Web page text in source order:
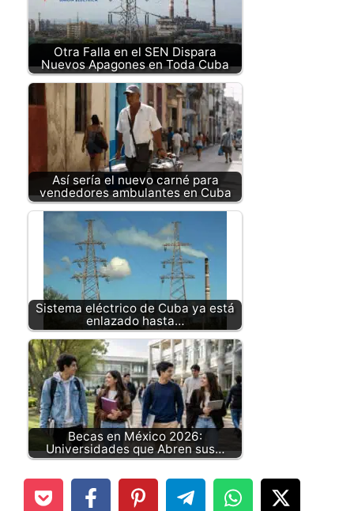
Otra Falla en el SEN Dispara
Nuevos Apagones en Toda Cuba
Así sería el nuevo carné para
vendedores ambulantes en Cuba
Sistema eléctrico de Cuba ya está
enlazado hasta…
Becas en México 2026:
Universidades que Abren sus…